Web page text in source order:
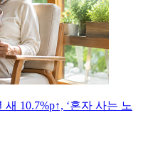
10.7%p↑, ‘혼자 사는 노